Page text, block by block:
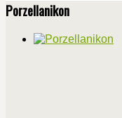
Porzellanikon